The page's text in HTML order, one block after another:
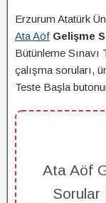
Erzurum Atatürk
Ata Aöf Gelişme
Bütünleme
çalışma soruları,
Teste Başla
Ata Aöf
Sorular